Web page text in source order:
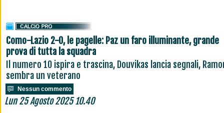
Como-Lazio 2-0, le pagelle: Paz un faro illuminante, grande
prova di tutta la squadra
Il numero 10 ispira e trascina, Douvikas lancia segnali,
sembra un veterano
Nessun commento
Lun 25 Agosto 2025 10.40